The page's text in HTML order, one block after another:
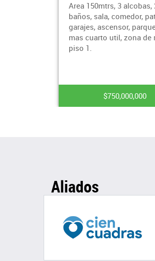
Area 150mtrs, 3 alcobas, 2
baños, sala, comedor, patio, 2
garajes, ascensor, parqueadero
mas cuarto util, zona de ropas,
Aliados